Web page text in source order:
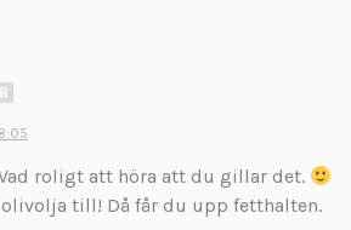
i
v
roligt att höra att du gillar det.
olivolja till! Då får du upp fetthalten.